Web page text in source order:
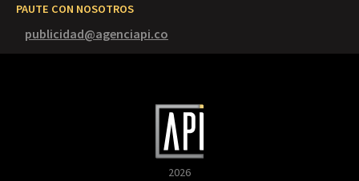
PAUTE CON NOSOTROS
publicidad@agenciapi.co
2026